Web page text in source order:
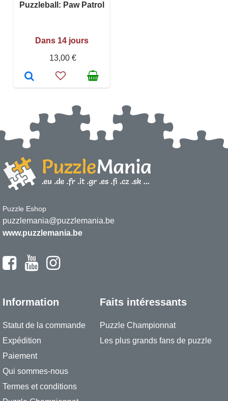
Puzzleball: Paw Patrol
Dans 14 jours
13,00 €
Puzzle Eshop
puzzlemania@puzzlemania.be
www.puzzlemania.be
Information
Statut de la commande
Expédition
Paiement
Qui sommes-nous
Termes et conditions
Faits intéressants
Puzzle Championnat
Les plus grands fans de puzzle